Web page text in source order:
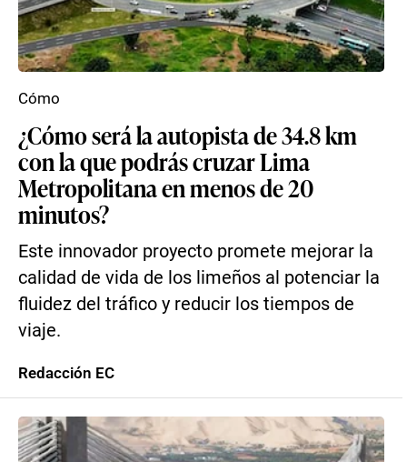
¿Cómo será la autopista de 34.8 km
con la que podrás cruzar Lima
Metropolitana en menos de 20
minutos?
Este innovador proyecto promete mejorar la
calidad de vida de los limeños al potenciar la
fluidez del tráfico y reducir los tiempos de
viaje.
Cómo
Redacción EC